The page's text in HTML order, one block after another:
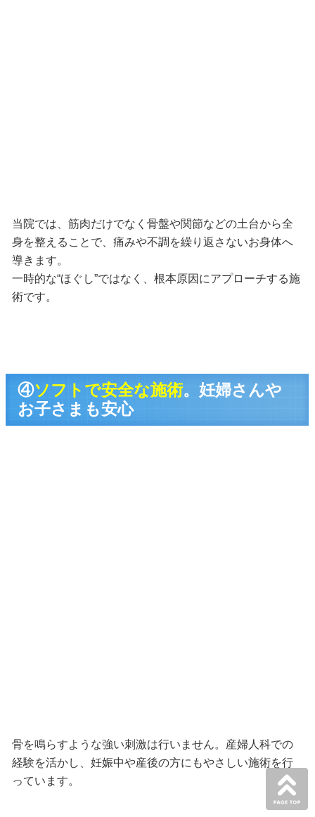
当院では、筋肉だけでなく骨盤や関節などの土台から全
身を整えることで、痛みや不調を繰り返さないお身体へ
導きます。
一時的な“ほぐし”ではなく、根本原因にアプローチする施
術です。
④ソフトで安全な施術。妊婦さんや
お子さまも安心
骨を鳴らすような強い刺激は行いません。産婦人科での
経験を活かし、妊娠中や産後の方にもやさしい施術を行
っています。